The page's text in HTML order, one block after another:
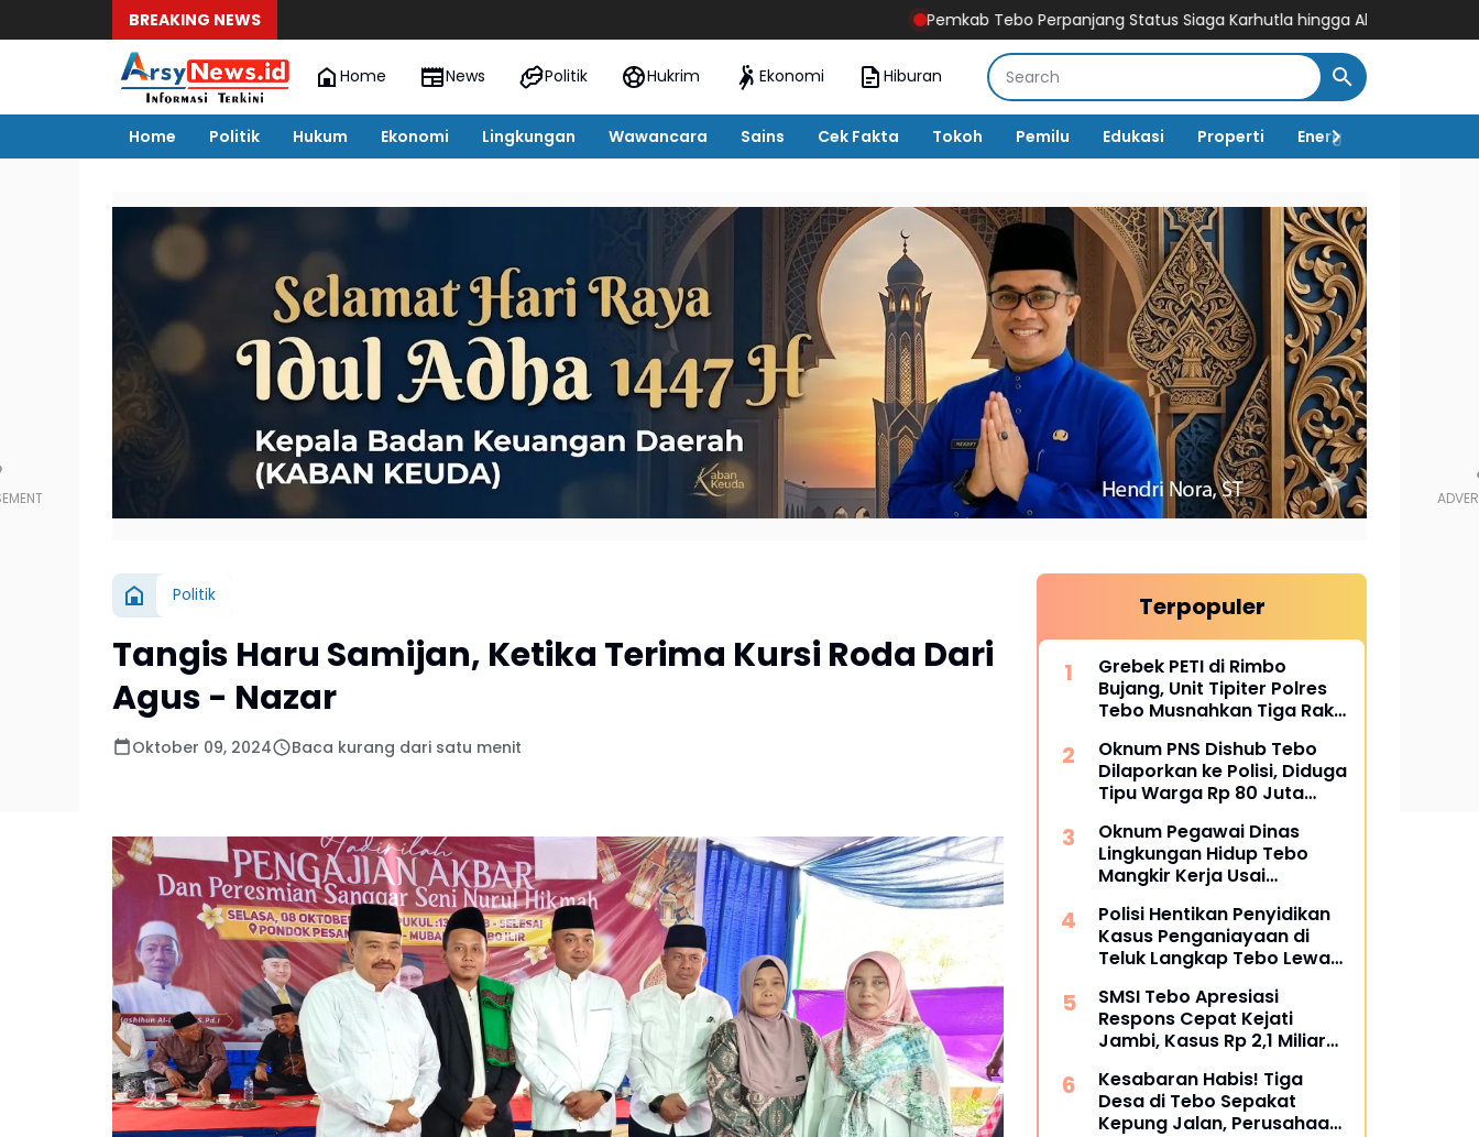
BREAKING NEWS Pemkab Tebo Perpanjang Status Siaga Karhutla hingga Akhir Agustus 2026, Waspada
Home News Politik Hukrim Ekonomi Hiburan
Home Politik Hukum Ekonomi Lingkungan Wawancara Sains Cek Fakta Tokoh Pemilu Edukasi Properti Energi
Politik
Tangis Haru Samijan, Ketika Terima Kursi Roda Dari
Agus - Nazar
Oktober 09, 2024 Baca kurang dari satu menit
Terpopuler
Grebek PETI di Rimbo
Bujang, Unit Tipiter Polres
Tebo Musnahkan Tiga Rakit
Dibakar
Oknum PNS Dishub Tebo
Dilaporkan ke Polisi, Diduga
Tipu Warga Rp 80 Juta
Oknum Pegawai Dinas
Lingkungan Hidup Tebo
Mangkir Kerja Usai
Bungkam
Polisi Hentikan Penyidikan
Kasus Penganiayaan di
Teluk Langkap Tebo Lewat
Restoratif
SMSI Tebo Apresiasi
Respons Cepat Kejati
Jambi, Kasus Rp 2,1 Miliar
Kesabaran Habis! Tiga
Desa di Tebo Sepakat
Kepung Jalan, Perusahaan